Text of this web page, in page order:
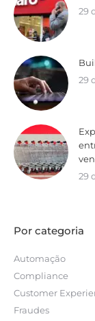
29
29
29
Por categoria
Automação
Compliance
Customer
Fraudes